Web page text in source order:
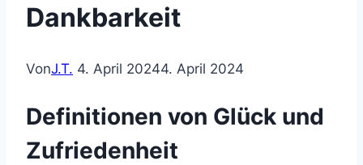
Dankbarkeit
VonJ.T. 4. April 20244. April 2024
Definitionen von Glück und
Zufriedenheit